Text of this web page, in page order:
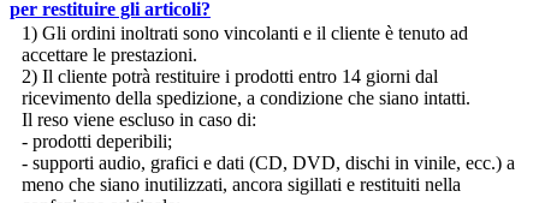
per restituire gli articoli?
1) Gli ordini inoltrati sono vincolanti e il cliente è tenuto ad
accettare le prestazioni.
2) Il cliente potrà restituire i prodotti entro 14 giorni dal
ricevimento della spedizione, a condizione che siano intatti.
Il reso viene escluso in caso di:
- prodotti deperibili;
- supporti audio, grafici e dati (CD, DVD, dischi in vinile, ecc.) a
meno che siano inutilizzati, ancora sigillati e restituiti nella